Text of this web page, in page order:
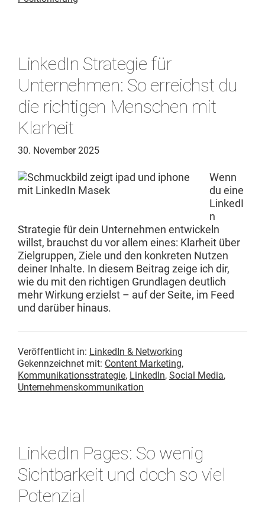
LinkedIn Strategie für
Unternehmen: So erreichst du
die richtigen Menschen mit
Klarheit
30. November 2025
Wenn
du eine
LinkedI
n
Strate­gie für dein Unternehmen entwick­eln
willst, brauchst du vor allem eines: Klarheit über
Ziel­grup­pen, Ziele und den konkreten Nutzen
dein­er Inhalte. In diesem Beitrag zeige ich dir,
wie du mit den richti­gen Grund­la­gen deut­lich
mehr Wirkung erzielst – auf der Seite, im Feed
und darüber hinaus.
Veröffentlicht in: LinkedIn & Networking
Gekennzeichnet mit: Content Marketing,
Kommunikationsstrategie, LinkedIn, Social Media,
Unternehmenskommunikation
LinkedIn Pages: So wenig
Sichtbarkeit und doch so viel
Potenzial